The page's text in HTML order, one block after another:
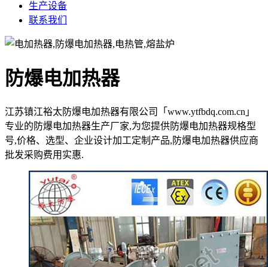
生产设备
联系我们
防爆电加热器
江苏镇江裕太防爆电加热器有限公司「www.ytfbdq.com.cn」
专业的防爆电加热器生产厂家,为您提供防爆电加热器规格型
号,价格、选型、企业设计加工定制产品,防爆电加热器供应商
批发采购费用实惠.